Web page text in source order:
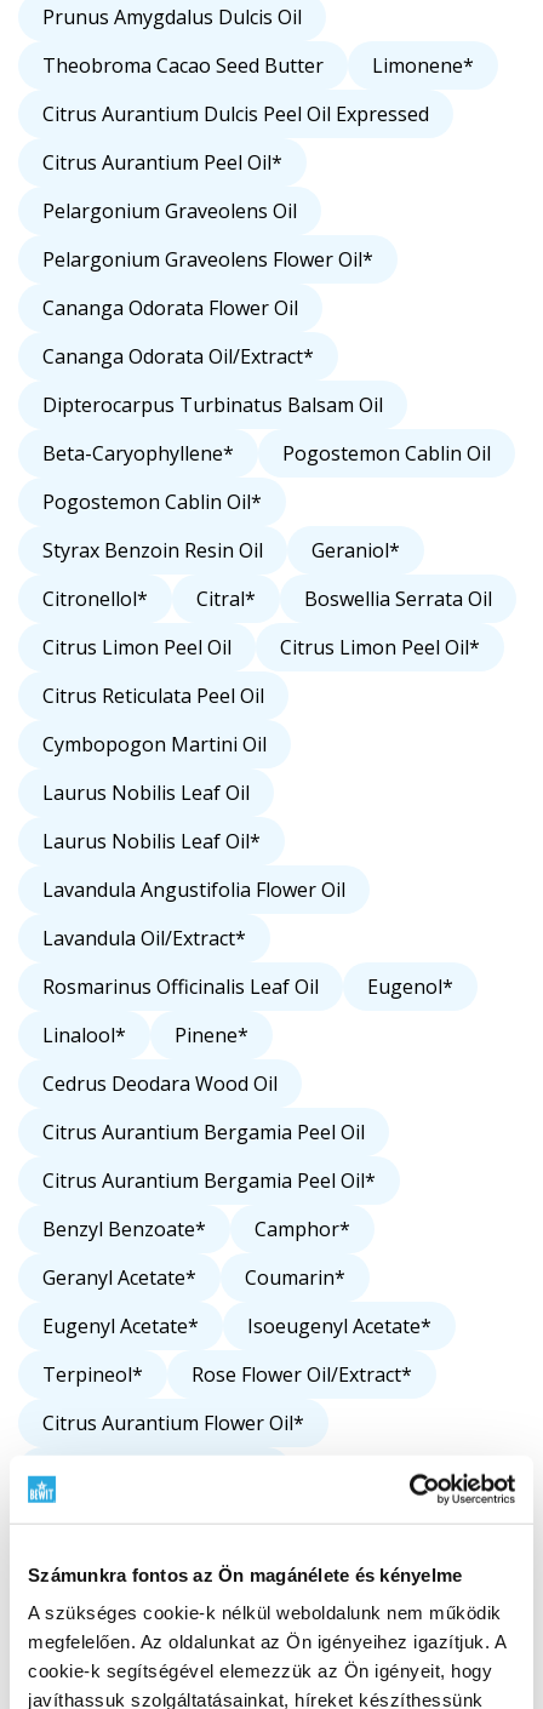
Számunkra fontos az Ön magánélete és kényelme
A szükséges cookie-k nélkül weboldalunk nem működik
megfelelően. Az oldalunkat az Ön igényeihez igazítjuk. A
cookie-k segítségével elemezzük az Ön igényeit, hogy
javíthassuk szolgáltatásainkat, híreket készíthessünk
Prunus Amygdalus Dulcis Oil
Theobroma Cacao Seed Butter
Limonene*
Citrus Aurantium Dulcis Peel Oil Expressed
Citrus Aurantium Peel Oil*
Pelargonium Graveolens Oil
Pelargonium Graveolens Flower Oil*
Cananga Odorata Flower Oil
Cananga Odorata Oil/Extract*
Dipterocarpus Turbinatus Balsam Oil
Beta-Caryophyllene*
Pogostemon Cablin Oil
Pogostemon Cablin Oil*
Styrax Benzoin Resin Oil
Geraniol*
Citronellol*
Citral*
Boswellia Serrata Oil
Citrus Limon Peel Oil
Citrus Limon Peel Oil*
Citrus Reticulata Peel Oil
Cymbopogon Martini Oil
Laurus Nobilis Leaf Oil
Laurus Nobilis Leaf Oil*
Lavandula Angustifolia Flower Oil
Lavandula Oil/Extract*
Rosmarinus Officinalis Leaf Oil
Eugenol*
Linalool*
Pinene*
Cedrus Deodara Wood Oil
Citrus Aurantium Bergamia Peel Oil
Citrus Aurantium Bergamia Peel Oil*
Benzyl Benzoate*
Camphor*
Geranyl Acetate*
Coumarin*
Eugenyl Acetate*
Isoeugenyl Acetate*
Terpineol*
Rose Flower Oil/Extract*
Citrus Aurantium Flower Oil*
Boswellia Sacra Resin Oil
Boswellia Carterii Gum Oil
Bursera Graveolens Wood Oil
Citrus Aurantium Amara Flower Oil
Matricaria Recutita Flower Oil